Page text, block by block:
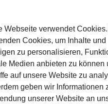
um Pommelsbrunn
Webseite verwendet
Cookies, um Inhalte und
zu personalisieren,
Medien anbieten zu können
auf unsere Website zu
geben wir Informationen
unserer Website an